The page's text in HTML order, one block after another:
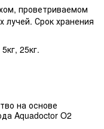
проветриваемом
лучей. Срок хранения
25кг.
на основе
Aquadoctor O2